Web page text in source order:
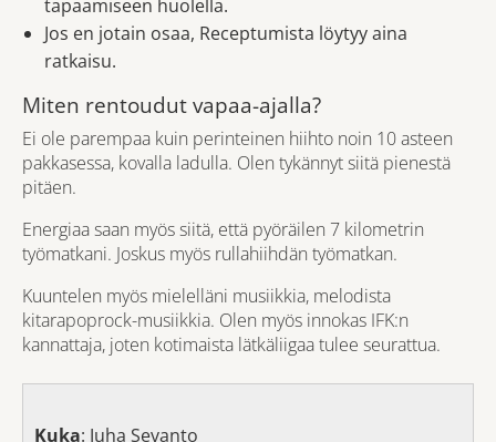
tapaamiseen huolella.
Jos en jotain osaa, Receptumista löytyy aina
ratkaisu.
Miten rentoudut vapaa-ajalla?
Ei ole parempaa kuin perinteinen hiihto noin 10 asteen
pakkasessa, kovalla ladulla. Olen tykännyt siitä pienestä
pitäen.
Energiaa saan myös siitä, että pyöräilen 7 kilometrin
työmatkani. Joskus myös rullahiihdän työmatkan.
Kuuntelen myös mielelläni musiikkia, melodista
kitarapoprock-musiikkia. Olen myös innokas IFK:n
kannattaja, joten kotimaista lätkäliigaa tulee seurattua.
Kuka: Juha Sevanto